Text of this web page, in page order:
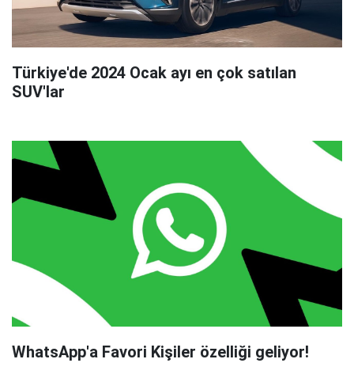
Türkiye'de 2024 Ocak ayı en çok satılan
SUV'lar
WhatsApp'a Favori Kişiler özelliği geliyor!